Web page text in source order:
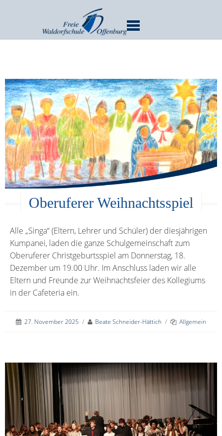
Oberuferer Weihnachtsspiel
Alle „Singa“ (Eltern, Lehrer und Schüler) der diesjährigen
Kumpanei, laden die ganze Schulgemeinschaft zum
Oberuferer Christgeburtsspiel am Donnerstag, 18.
Dezember um 19.00 Uhr. Im Anschluss laden wir alle
Eltern und Freunde zur Weihnachtsfeier des Kollegiums
in der Cafeteria ein.
27. November 2025 / Beate Schneider-Hättich / Allgemein